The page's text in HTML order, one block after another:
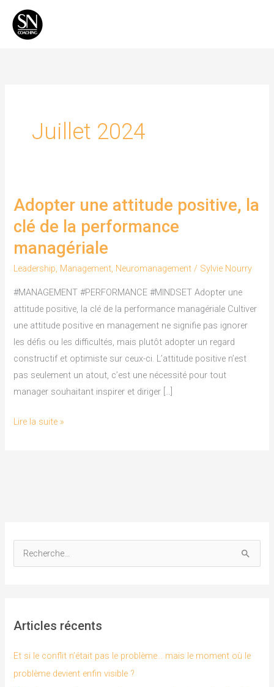
contenu
Juillet 2024
Adopter une attitude positive, la
clé de la performance
managériale
Leadership, Management, Neuromanagement / Sylvie Nourry
#MANAGEMENT #PERFORMANCE #MINDSET Adopter une
attitude positive, la clé de la performance managériale Cultiver
une attitude positive en management ne signifie pas ignorer
les défis ou les difficultés, mais plutôt adopter un regard
constructif et optimiste sur ceux-ci. L’attitude positive n’est
pas seulement un atout, c’est une nécessité pour tout
manager souhaitant inspirer et diriger […]
Adopter
une
attitude
positive,
la
Lire la suite »
e
c
h
Articles récents
Et si le conflit n’était pas le problème… mais le moment où le
problème devient enfin visible ?